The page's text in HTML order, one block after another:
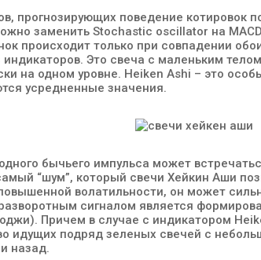
прогнозирующих поведение котировок
заменить Stochastic oscillator на
происходит только при совпадении
индикаторов. Это свеча с маленьким
на одном уровне. Heiken Ashi – это
усредненные значения.
бычьего импульса может
“шум”, который свечи Хейкин Аши
волатильности, он может
сигналом является
Причем в случае с индикатором
идущих подряд зеленых свечей с
назад.